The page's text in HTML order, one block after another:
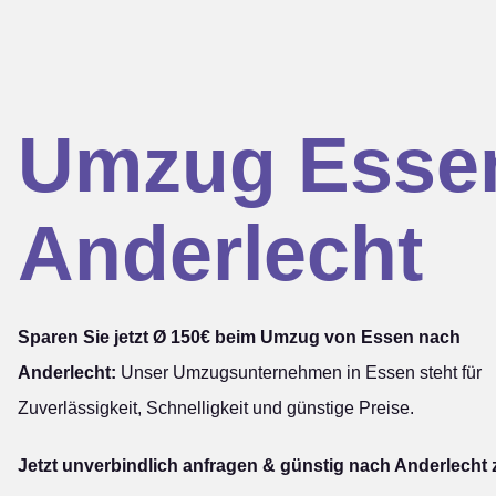
Umzug
Anderlecht
Sparen Sie jetzt Ø 150€ beim Umzug von Essen nach
Anderlecht: Unser Umzugsunternehmen in Essen steht für
Zuverlässigkeit, Schnelligkeit und günstige Preise.
Jetzt unverbindlich anfragen & günstig nach Anderlecht